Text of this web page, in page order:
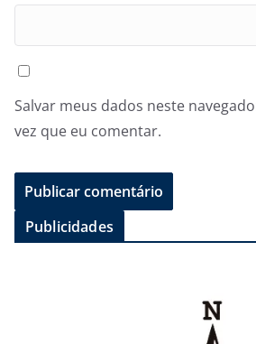
Salvar meus dados neste
vez que eu comentar.
Publicidades